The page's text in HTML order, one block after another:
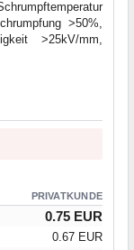
>50%,
>25kV/mm,
PRIVATKUNDE
0.75 EUR
0.67 EUR